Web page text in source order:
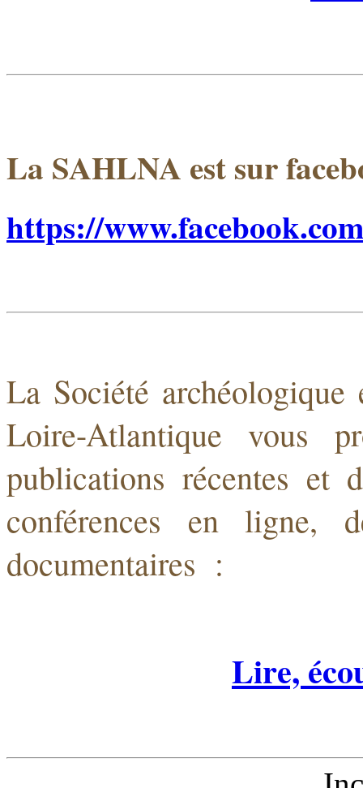
La SAHLNA est sur
https://
La Société
Loire-Atlantique vous
publications récentes et
conférences en ligne,
documentaires :
Lire,